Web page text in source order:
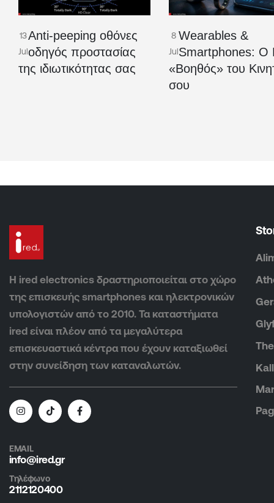
13
Jul
Anti-peeping οθόνες
οδηγός προστασίας
της ιδιωτικότητας σας
8
Jul
Wearables &
Smartphones: Ο
«Βοηθός» του
σου
Η ired electronics δραστηριοποιείται στο χώρο
της επισκευής smartphones και ηλεκτρονικών
υπολογιστών από το 2010. Τα καταστήματα
ired είναι πλέον από τα μεγαλύτερα
επισκευαστικά κέντρα που έχουν καταξιωθεί
στην συνείδηση των καταναλωτών.
EMAIL
info@ired.gr
Τηλέφωνο
2112120400